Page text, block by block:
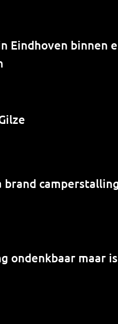
Eindhoven binnen
ondenkbaar maar